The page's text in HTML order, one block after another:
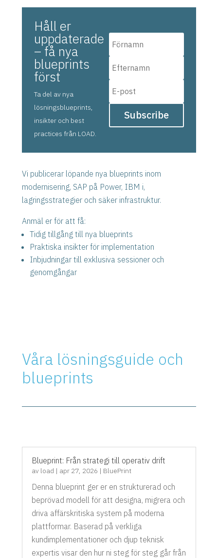
Håll er
uppdaterade
– få nya
blueprints
först
Ta del av nya
lösningsblueprints,
insikter och best
practices från LOAD.
Subscribe
Vi publicerar löpande nya blueprints inom
modernisering, SAP på Power, IBM i,
lagringsstrategier och säker infrastruktur.
Anmäl er för att få:
Tidig tillgång till nya blueprints
Praktiska insikter för implementation
Inbjudningar till exklusiva sessioner och
genomgångar
Våra lösningsguide och
blueprints
Blueprint: Från strategi till operativ drift
av load | apr 27, 2026 | BluePrint
Denna blueprint ger er en strukturerad och
beprövad modell för att designa, migrera och
driva affärskritiska system på moderna
plattformar. Baserad på verkliga
kundimplementationer och djup teknisk
expertis visar den hur ni steg för steg går från